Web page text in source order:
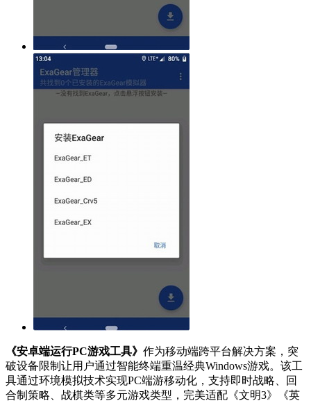
《安卓端运行PC游戏工具》 作为移动端跨平台解决方案，突
破设备限制让用户通过智能终端重温经典Windows游戏。该工
具通过环境模拟技术实现PC端游移动化，支持即时战略、回
合制策略、战棋类等多元游戏类型，完美适配《文明3》《英